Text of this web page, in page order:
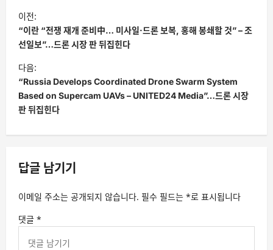
글
탐
색
이전:
“이란 “전쟁 재개 준비中… 미사일·드론 보복, 홍해 봉쇄할 것” – 조
선일보”…드론 시장 판 뒤집힌다
다음:
“Russia Develops Coordinated Drone Swarm System
Based on Supercam UAVs – UNITED24 Media”…드론 시장
판 뒤집힌다
답글 남기기
이메일 주소는 공개되지 않습니다. 필수 필드는 *로 표시됩니다
댓글 *